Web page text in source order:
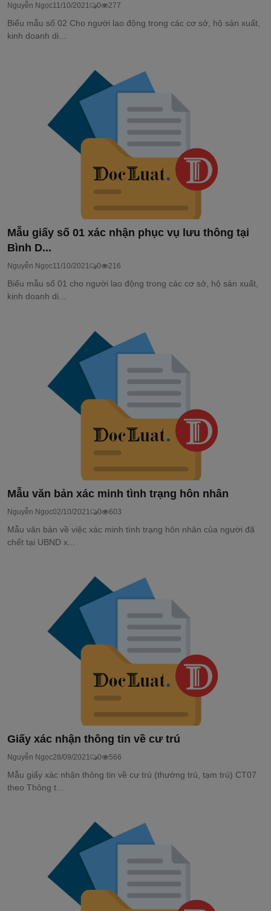
Nguyễn Ngọc11/10/2021 0 277
Biểu mẫu số 02 Cho người lao động trong các cơ sở, hộ sản xuất,
kinh doanh di...
Mẫu giấy số 01 xác nhận phục vụ lưu thông tại
Bình D...
Nguyễn Ngọc11/10/2021 0 216
Biểu mẫu số 01 cho người lao động trong các cơ sở, hộ sản xuất,
kinh doanh di...
Mẫu văn bản xác minh tình trạng hôn nhân
Nguyễn Ngọc02/10/2021 0 603
Mẫu văn bản về việc xác minh tình trạng hôn nhân của người đã
chết tại UBND x...
Giấy xác nhận thông tin về cư trú
Nguyễn Ngọc28/09/2021 0 566
Mẫu giấy xác nhận thông tin về cư trú (thường trú, tạm trú) CT07
theo Thông t...